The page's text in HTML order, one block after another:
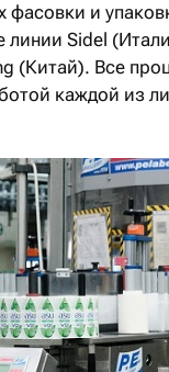
фасовки и
линии Sidel
(Китай). Все
каждой из